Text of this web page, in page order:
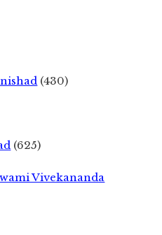
(430)
(625)
Vivekananda